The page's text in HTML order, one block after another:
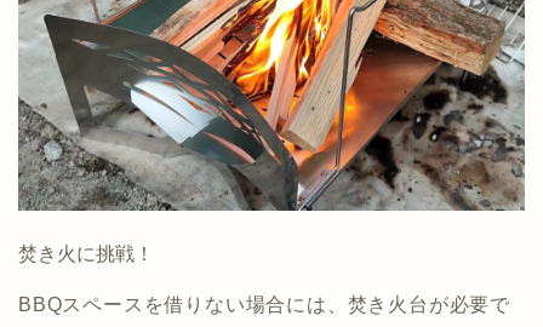
焚き火に挑戦！
BBQスペースを借りない場合には、焚き火台が必要で